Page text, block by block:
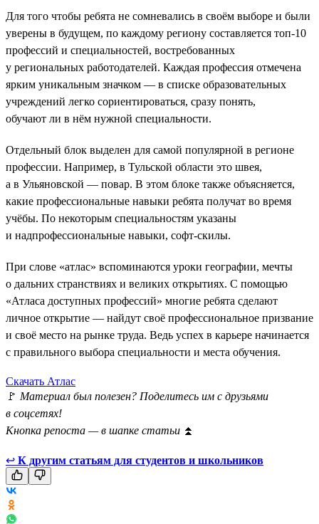
Для того чтобы ребята не сомневались в своём выборе и были
уверены в будущем, по каждому региону составляется топ-10
профессий и специальностей, востребованных
у региональных работодателей. Каждая профессия отмечена
ярким уникальным значком — в списке образовательных
учреждений легко сориентироваться, сразу понять,
обучают ли в нём нужной специальности.
Отдельный блок выделен для самой популярной в регионе
профессии. Например, в Тульской области это швея,
а в Ульяновской — повар. В этом блоке также объясняется,
какие профессиональные навыки ребята получат во время
учёбы. По некоторым специальностям указаны
и надпрофессиональные навыки, софт-скилы.
При слове «атлас» вспоминаются уроки географии, мечты
о дальних странствиях и великих открытиях. С помощью
«Атласа доступных профессий» многие ребята сделают
личное открытие — найдут своё профессиональное призвание
и своё место на рынке труда. Ведь успех в карьере начинается
с правильного выбора специальности и места обучения.
Скачать Атлас
🚩 Материал был полезен? Поделитесь им с друзьями
в соцсетях!
Кнопка репоста — в шапке статьи ⏫
↩ К другим статьям для студентов и школьников